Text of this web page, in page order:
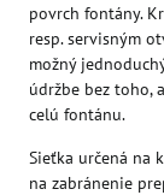
povrch fontány.
resp. servisným
možný
údržbe bez toho,
celú fontánu.
Sieťka určená na
na zabránenie